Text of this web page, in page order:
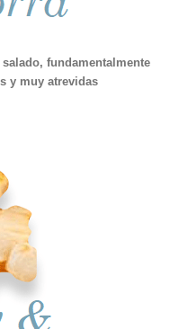
fundamentalmente
y muy atrevidas